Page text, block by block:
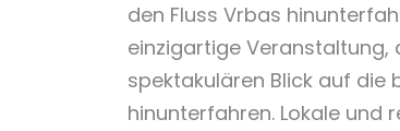
den Fluss Vrbas
einzigartige
spektakulären Blick auf die
hinunterfahren. Lokale und